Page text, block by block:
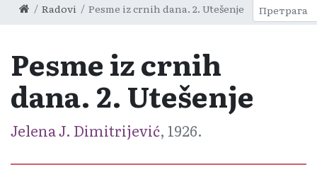
Radovi Pesme iz crnih dana. 2. Utešenje
Pesme iz crnih
dana. 2. Utešenje
Jelena J. Dimitrijević, 1926.